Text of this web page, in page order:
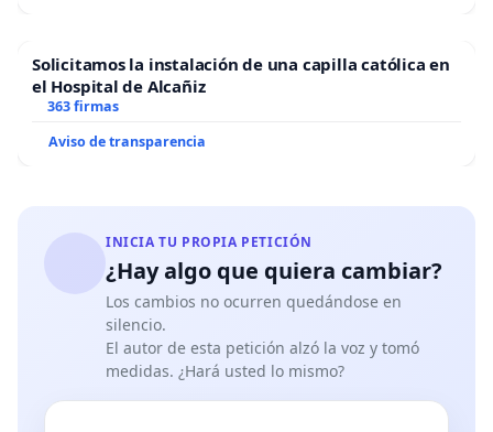
Solicitamos la instalación de una capilla católica en
el Hospital de Alcañiz
363 firmas
Aviso de transparencia
INICIA TU PROPIA PETICIÓN
¿Hay algo que quiera cambiar?
Los cambios no ocurren quedándose en
silencio.
El autor de esta petición alzó la voz y tomó
medidas. ¿Hará usted lo mismo?